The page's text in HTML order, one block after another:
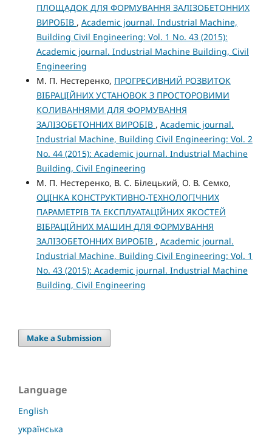
ПЛОЩАДОК ДЛЯ ФОРМУВАННЯ ЗАЛІЗОБЕТОННИХ
ВИРОБІВ , Academic journal. Industrial Machine,
Building Civil Engineering: Vol. 1 No. 43 (2015):
Academic journal. Industrial Machine Building, Civil
Engineering
М. П. Нестеренко, ПРОГРЕСИВНИЙ РОЗВИТОК
ВІБРАЦІЙНИХ УСТАНОВОК З ПРОСТОРОВИМИ
КОЛИВАННЯМИ ДЛЯ ФОРМУВАННЯ
ЗАЛІЗОБЕТОННИХ ВИРОБІВ , Academic journal.
Industrial Machine, Building Civil Engineering: Vol. 2
No. 44 (2015): Academic journal. Industrial Machine
Building, Civil Engineering
М. П. Нестеренко, В. С. Білецький, О. В. Семко,
ОЦІНКА КОНСТРУКТИВНО-ТЕХНОЛОГІЧНИХ
ПАРАМЕТРІВ ТА ЕКСПЛУАТАЦІЙНИХ ЯКОСТЕЙ
ВІБРАЦІЙНИХ МАШИН ДЛЯ ФОРМУВАННЯ
ЗАЛІЗОБЕТОННИХ ВИРОБІВ , Academic journal.
Industrial Machine, Building Civil Engineering: Vol. 1
No. 43 (2015): Academic journal. Industrial Machine
Building, Civil Engineering
Make a Submission
Language
English
українська